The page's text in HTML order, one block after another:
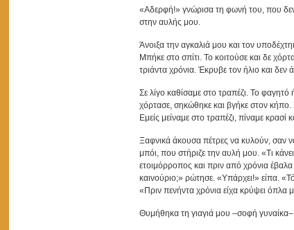
«Αδερφή!» γνώρισα τη φωνή του, που δεν
στην αυλής μου.
Άνοιξα την αγκαλιά μου και τον
Μπήκε στο σπίτι. Το κοιτούσε και δε
τριάντα χρόνια. Έκρυβε τον ήλιο και
Σε λίγο καθίσαμε στο τραπέζι. Το
χόρτασε, σηκώθηκε και βγήκε στον
Εμείς μείναμε στο τραπέζι, πίναμε κρασί
Ξαφνικά άκουσα πέτρες να κυλούν, σαν
μπόι, που στήριζε την αυλή μου. «Τι
ετοιμόρροπος και πριν από χρόνια
καινούριο;» ρώτησε. «Υπάρχει!» είπα.
«Πριν πενήντα χρόνια είχα κρύψει
Θυμήθηκα τη γιαγιά μου –σοφή